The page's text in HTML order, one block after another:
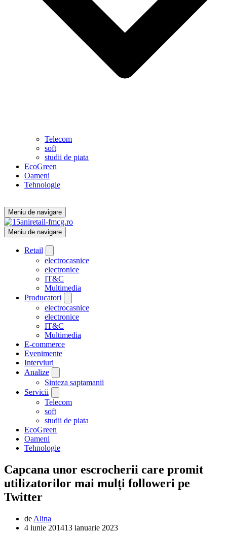
Telecom
soft
studii de piata
EcoGreen
Oameni
Tehnologie
Meniu de navigare
Meniu de navigare
Retail
electrocasnice
electronice
IT&C
Multimedia
Producatori
electrocasnice
electronice
IT&C
Multimedia
E-commerce
Evenimente
Interviuri
Analize
Sinteza saptamanii
Servicii
Telecom
soft
studii de piata
EcoGreen
Oameni
Tehnologie
Capcana unor escrocherii care promit
utilizatorilor mai mulți followeri pe
Twitter
de Alina
4 iunie 201413 ianuarie 2023